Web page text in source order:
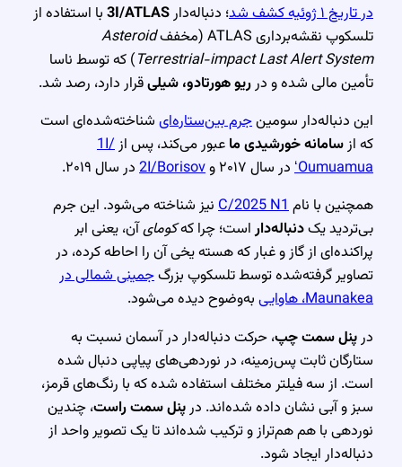
در تاریخ ۱ ژوئیه کشف شد ؛ دنباله‌دار3I/ATLASبا استفاده از
تلسکوپ نقشه‌برداری ATLAS (مخفف
Asteroid
Terrestrial-impact Last Alert System) که توسط ناسا
تأمین مالی شده و درریو هورتادو، شیلیقرار دارد، رصد شد.
این دنباله‌دار سومینجرم بین‌ستاره‌ایشناخته‌شده‌ای است
که ازسامانه خورشیدی ماعبور می‌کند، پس از1I/
ʻOumuamuaدر سال ۲۰۱۷ و 2I/Borisovدر سال ۲۰۱۹.
همچنین با نامC/2025 N1نیز شناخته می‌شود. این جرم
بی‌تردید یکدنباله‌داراست؛ چرا کهکومایآن، یعنی ابر
پراکنده‌ای از گاز و غبار که هسته یخی آن را احاطه کرده، در
تصاویر گرفته‌شده توسط تلسکوپ بزرگجمینی شمالی در
Maunakea، هاوایی
به‌وضوح دیده می‌شود.
درپنل سمت چپ، حرکت دنباله‌دار در آسمان نسبت به
ستارگان ثابت پس‌زمینه، در نوردهی‌های پیاپی دنبال شده
است. از سه فیلتر مختلف استفاده شده که با رنگ‌های قرمز،
سبز و آبی نشان داده شده‌اند. درپنل سمت راست، چندین
نوردهی با هم هم‌تراز و ترکیب شده‌اند تا یک تصویر واحد از
دنباله‌دار ایجاد شود.